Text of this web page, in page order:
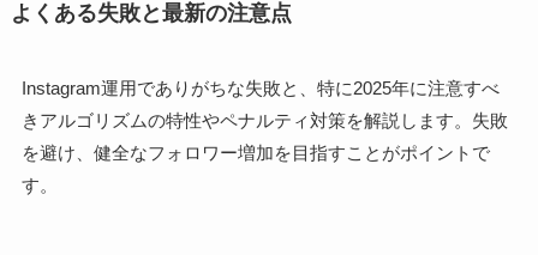
よくある失敗と最新の注意点
Instagram運用でありがちな失敗と、特に2025年に注意すべ
きアルゴリズムの特性やペナルティ対策を解説します。失敗
を避け、健全なフォロワー増加を目指すことがポイントで
す。